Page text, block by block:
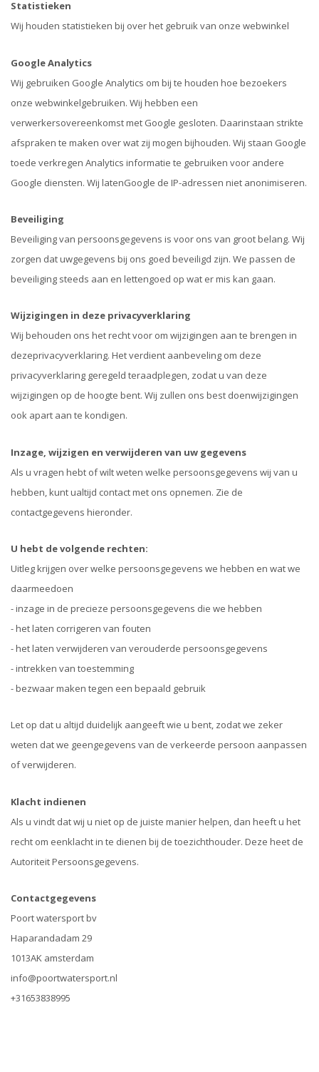
Statistieken
Wij houden statistieken bij over het gebruik van onze webwinkel
Google Analytics
Wij gebruiken Google Analytics om bij te houden hoe bezoekers
onze webwinkelgebruiken. Wij hebben een
verwerkersovereenkomst met Google gesloten. Daarinstaan strikte
afspraken te maken over wat zij mogen bijhouden. Wij staan Google
toede verkregen Analytics informatie te gebruiken voor andere
Google diensten. Wij latenGoogle de IP-adressen niet anonimiseren.
Beveiliging
Beveiliging van persoonsgegevens is voor ons van groot belang. Wij
zorgen dat uwgegevens bij ons goed beveiligd zijn. We passen de
beveiliging steeds aan en lettengoed op wat er mis kan gaan.
Wijzigingen in deze privacyverklaring
Wij behouden ons het recht voor om wijzigingen aan te brengen in
dezeprivacyverklaring. Het verdient aanbeveling om deze
privacyverklaring geregeld teraadplegen, zodat u van deze
wijzigingen op de hoogte bent. Wij zullen ons best doenwijzigingen
ook apart aan te kondigen.
Inzage, wijzigen en verwijderen van uw gegevens
Als u vragen hebt of wilt weten welke persoonsgegevens wij van u
hebben, kunt ualtijd contact met ons opnemen. Zie de
contactgegevens hieronder.
U hebt de volgende rechten:
Uitleg krijgen over welke persoonsgegevens we hebben en wat we
daarmeedoen
- inzage in de precieze persoonsgegevens die we hebben
- het laten corrigeren van fouten
- het laten verwijderen van verouderde persoonsgegevens
- intrekken van toestemming
- bezwaar maken tegen een bepaald gebruik
Let op dat u altijd duidelijk aangeeft wie u bent, zodat we zeker
weten dat we geengegevens van de verkeerde persoon aanpassen
of verwijderen.
Klacht indienen
Als u vindt dat wij u niet op de juiste manier helpen, dan heeft u het
recht om eenklacht in te dienen bij de toezichthouder. Deze heet de
Autoriteit Persoonsgegevens.
Contactgegevens
Poort watersport bv
Haparandadam 29
1013AK amsterdam
info@poortwatersport.nl
+31653838995